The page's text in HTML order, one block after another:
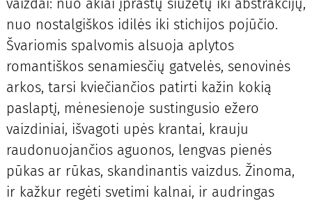
vaizdai: nuo akiai įprastų siužetų iki abstrakcijų,
nuo nostalgiškos idilės iki stichijos pojūčio.
Švariomis spalvomis alsuoja aplytos
romantiškos senamiesčių gatvelės, senovinės
arkos, tarsi kviečiančios patirti kažin kokią
paslaptį, mėnesienoje sustingusio ežero
vaizdiniai, išvagoti upės krantai, krauju
raudonuojančios aguonos, lengvas pienės
pūkas ar rūkas, skandinantis vaizdus. Žinoma,
ir kažkur regėti svetimi kalnai, ir audringas